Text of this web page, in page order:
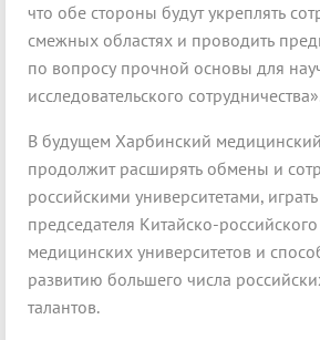
что обе стороны будут укреплять
смежных областях и проводить
по вопросу прочной основы для
исследовательского
В будущем Харбинский
продолжит расширять обмены и
российскими университетами,
председателя Китайско-
медицинских университетов и
развитию большего числа
талантов.